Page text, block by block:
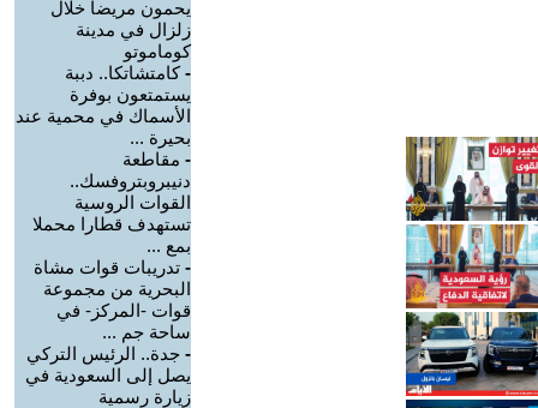
يحمون مريضا خلال
زلزال في مدينة
كوماموتو
-كامتشاتكا.. دببة
يستمتعون بوفرة
الأسماك في محمية عند
بحيرة ...
- مقاطعة
دنيبروبتروفسك..
القوات الروسية
تستهدف قطارا محملا
بمع ...
- تدريبات قوات مشاة
البحرية من مجموعة
قوات -المركز- في
ساحة جم ...
- جدة.. الرئيس التركي
يصل إلى السعودية في
زيارة رسمية